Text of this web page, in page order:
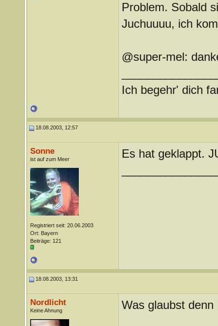
Problem. Sobald
Juchuuuu, ich
@super-mel:
Ich begehr' dich
18.08.2003, 12:57
Sonne
ist auf zum Meer
Registriert seit: 20.06.2003
Ort: Bayern
Beiträge: 121
Es hat geklappt.
18.08.2003, 13:31
Nordlicht
Keine Ahnung Was glaubst